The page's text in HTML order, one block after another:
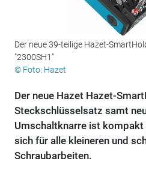
Der neue 39-teilige Hazet-
"2300SH1"
© Foto: Hazet
Der neue Hazet Hazet-
Steckschlüsselsatz samt
Umschaltknarre ist
sich für alle kleineren und
Schraubarbeiten.